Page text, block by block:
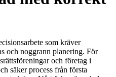
som kräver
och noggrann planering. För
och företag i
säker process från första